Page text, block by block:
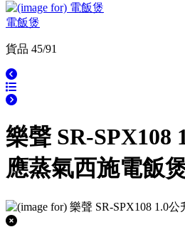
電飯煲
貨品 45/91
樂聲 SR-SPX108
應蒸氣西施電飯